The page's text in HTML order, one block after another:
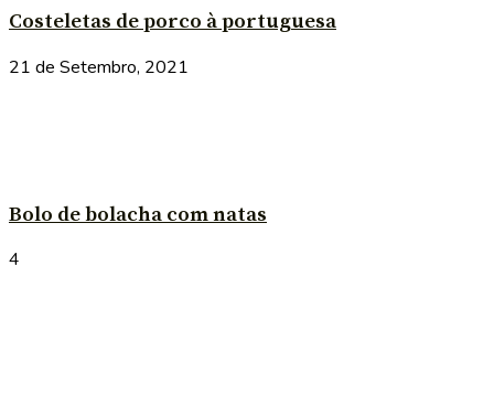
Costeletas de porco à portuguesa
21 de Setembro, 2021
Bolo de bolacha com natas
4